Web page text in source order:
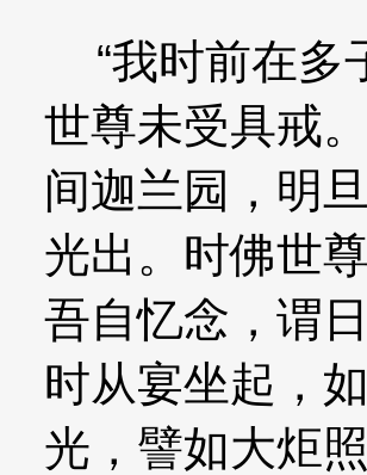
“我时前在多
世尊未受具戒
间迦兰园，明
光出。时佛世
吾自忆念，谓
时从宴坐起，
光，譬如大炬